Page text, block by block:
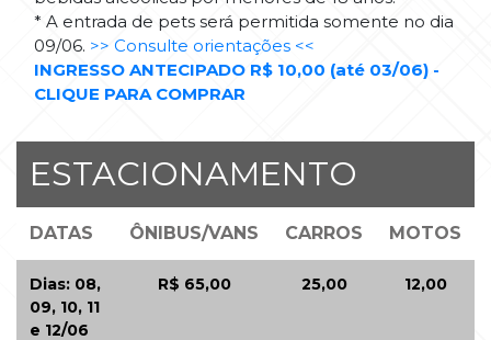
* A entrada de pets será permitida somente no dia
09/06. >> Consulte orientações <<
INGRESSO ANTECIPADO R$ 10,00 (até 03/06) -
CLIQUE PARA COMPRAR
ESTACIONAMENTO
DATAS ÔNIBUS/VANS CARROS MOTOS
Dias: 08,
09, 10, 11
e 12/06
R$ 65,00 25,00 12,00